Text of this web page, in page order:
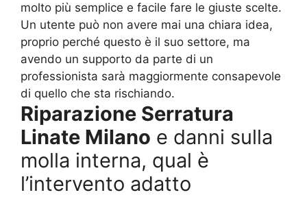
molto più semplice e facile fare le giuste scelte.
Un utente può non avere mai una chiara idea,
proprio perché questo è il suo settore, ma
avendo un supporto da parte di un
professionista sarà maggiormente consapevole
di quello che sta rischiando.
Riparazione Serratura
Linate Milano e danni sulla
molla interna, qual è
l’intervento adatto